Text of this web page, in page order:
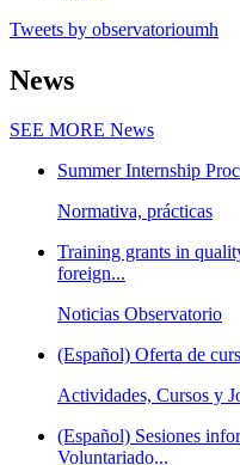
Tweets by observatorioumh
News
SEE MORE News
Summer Internship
Normativa, prácticas
Training grants in
foreign...
Noticias Observatorio
(Español) Oferta de
Actividades, Cursos y
(Español) Sesiones
Voluntariado...